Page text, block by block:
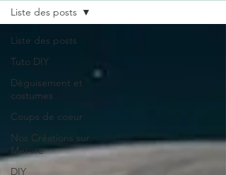
Liste des posts
Tuto DIY
Déguisement et
costumes
Coups de coeur
Nos Créations sur
Mesure
DIY
Liste des posts